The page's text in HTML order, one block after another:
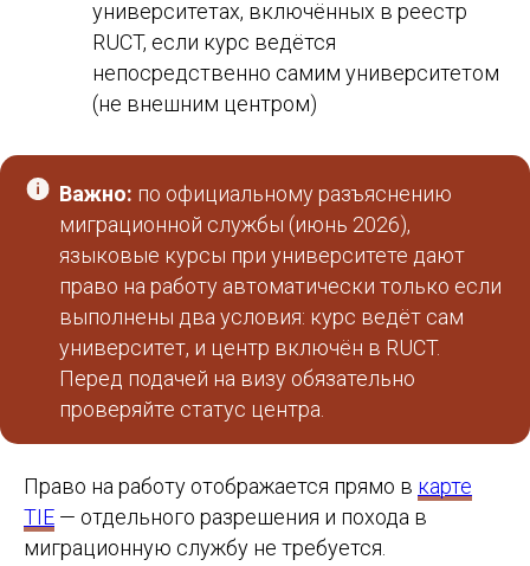
университетах, включённых в реестр
RUCT, если курс ведётся
непосредственно самим университетом
(не внешним центром)
Важно: по официальному разъяснению
миграционной службы (июнь 2026),
языковые курсы при университете дают
право на работу автоматически только если
выполнены два условия: курс ведёт сам
университет, и центр включён в RUCT.
Перед подачей на визу обязательно
проверяйте статус центра.
Право на работу отображается прямо в карте
TIE — отдельного разрешения и похода в
миграционную службу не требуется.